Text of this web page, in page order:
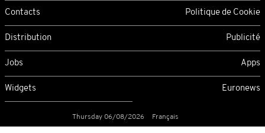
Contacts Politique de Cookie
Distribution Publicité
Jobs Apps
Widgets Euronews
Thursday 06/08/2026